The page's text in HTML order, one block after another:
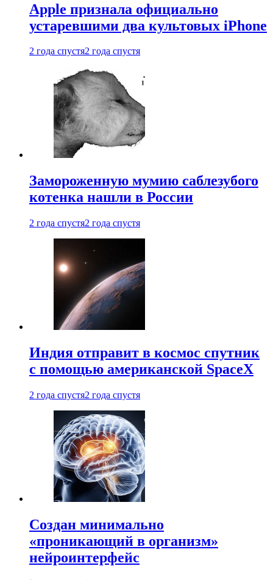
Apple признала официально
устаревшими два культовых iPhone
2 года спустя2 года спустя
Замороженную мумию саблезубого
котенка нашли в России
2 года спустя2 года спустя
Индия отправит в космос спутник
с помощью американской SpaceX
2 года спустя2 года спустя
Создан минимально
«проникающий в организм»
нейроинтерфейс